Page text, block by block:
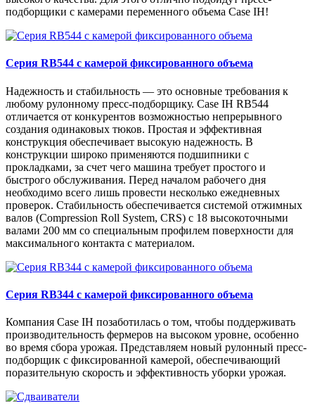
подборщики с камерами переменного объема Case IH!
Серия RB544 с камерой фиксированного объема
Надежность и стабильность — это основные требования к
любому рулонному пресс-подборщику. Case IH RB544
отличается от конкурентов возможностью непрерывного
создания одинаковых тюков. Простая и эффективная
конструкция обеспечивает высокую надежность. В
конструкции широко применяются подшипники с
прокладками, за счет чего машина требует простого и
быстрого обслуживания. Перед началом рабочего дня
необходимо всего лишь провести несколько ежедневных
проверок. Стабильность обеспечивается системой отжимных
валов (Compression Roll System, CRS) с 18 высокоточными
валами 200 мм со специальным профилем поверхности для
максимального контакта с материалом.
Серия RB344 с камерой фиксированного объема
Компания Case IH позаботилась о том, чтобы поддерживать
производительность фермеров на высоком уровне, особенно
во время сбора урожая. Представляем новый рулонный пресс-
подборщик с фиксированной камерой, обеспечивающий
поразительную скорость и эффективность уборки урожая.